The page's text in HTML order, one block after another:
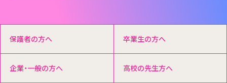
保護者の方へ 卒業生の方へ
企業・一般の方へ 高校の先生方へ